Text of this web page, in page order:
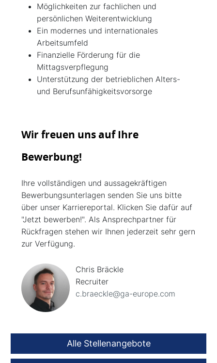
Möglichkeiten zur fachlichen und
persönlichen Weiterentwicklung
Ein modernes und internationales
Arbeitsumfeld
Finanzielle Förderung für die
Mittagsverpflegung
Unterstützung der betrieblichen Alters-
und Berufsunfähigkeitsvorsorge
Wir freuen uns auf Ihre
Bewerbung!
Ihre vollständigen und aussagekräftigen
Bewerbungsunterlagen senden Sie uns bitte
über unser Karriereportal. Klicken Sie dafür auf
"Jetzt bewerben!". Als Ansprechpartner für
Rückfragen stehen wir Ihnen jederzeit sehr gern
zur Verfügung.
Chris Bräckle
Recruiter
c.braeckle@ga-europe.com
Alle Stellenangebote